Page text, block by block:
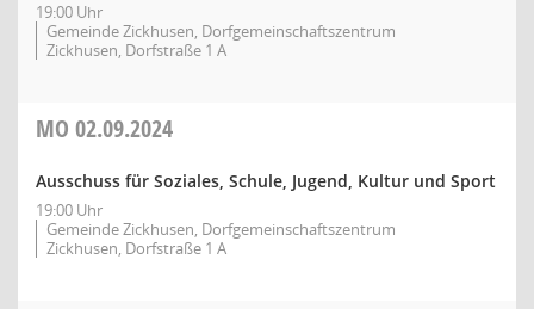
19:00 Uhr
Gemeinde Zickhusen, Dorfgemeinschaftszentrum
Zickhusen, Dorfstraße 1 A
MO 02.09.2024
Ausschuss für Soziales, Schule, Jugend, Kultur und Sport
19:00 Uhr
Gemeinde Zickhusen, Dorfgemeinschaftszentrum
Zickhusen, Dorfstraße 1 A